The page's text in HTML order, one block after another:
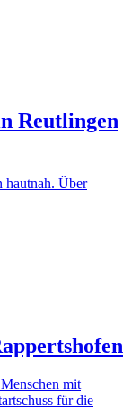
Reutlingen
hautnah. Über
mit
für die